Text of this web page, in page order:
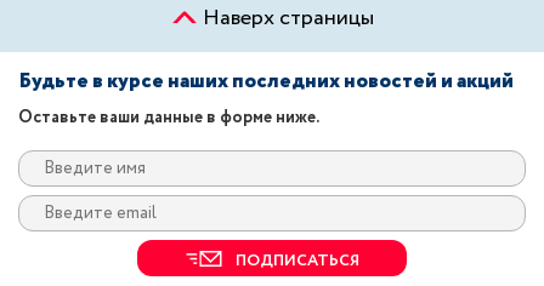
Наверх страницы
Будьте в курсе наших последних новостей и акций
Оставьте ваши данные в форме ниже.
ПОДПИСАТЬСЯ